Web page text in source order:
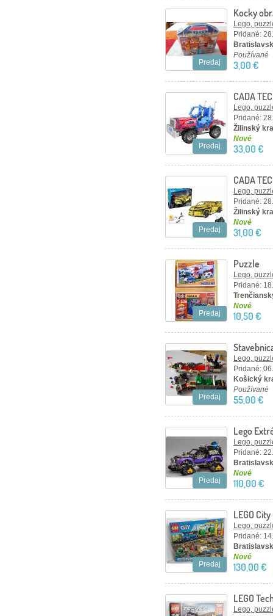
Predaj
Kocky
17 x 16,5
Lego,
Pridané:
Používané
3,00 €
Predaj
CADA
–
Lego,
Pridané:
Žilinský
Nové
33,00 €
Predaj
CADA
kusov, žltý
Lego,
Pridané:
Žilinský
Nové
31,00 €
Predaj
Puzzle
Lego,
Pridané:
Nové
10,50 €
Predaj
Lego,
Pridané:
Košický
Používané
55,00 €
Predaj
Lego
Lego,
Pridané:
Nové
110,00 €
Predaj
LEGO
Lego,
Pridané:
Nové
130,00 €
LEGO
Lego,